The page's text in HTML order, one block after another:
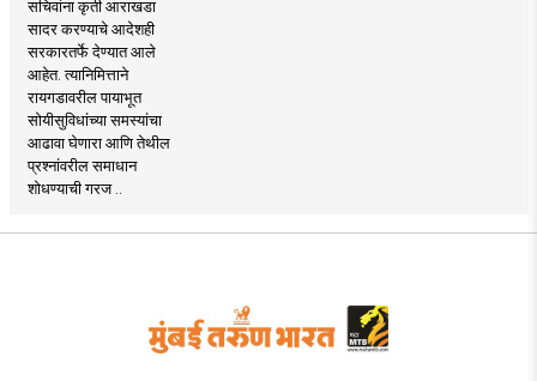
सचिवांना कृती आराखडा
सादर करण्याचे आदेशही
सरकारतर्फे देण्यात आले
आहेत. त्यानिमित्ताने
रायगडावरील पायाभूत
सोयीसुविधांच्या समस्यांचा
आढावा घेणारा आणि तेथील
प्रश्नांवरील समाधान
शोधण्याची गरज ..